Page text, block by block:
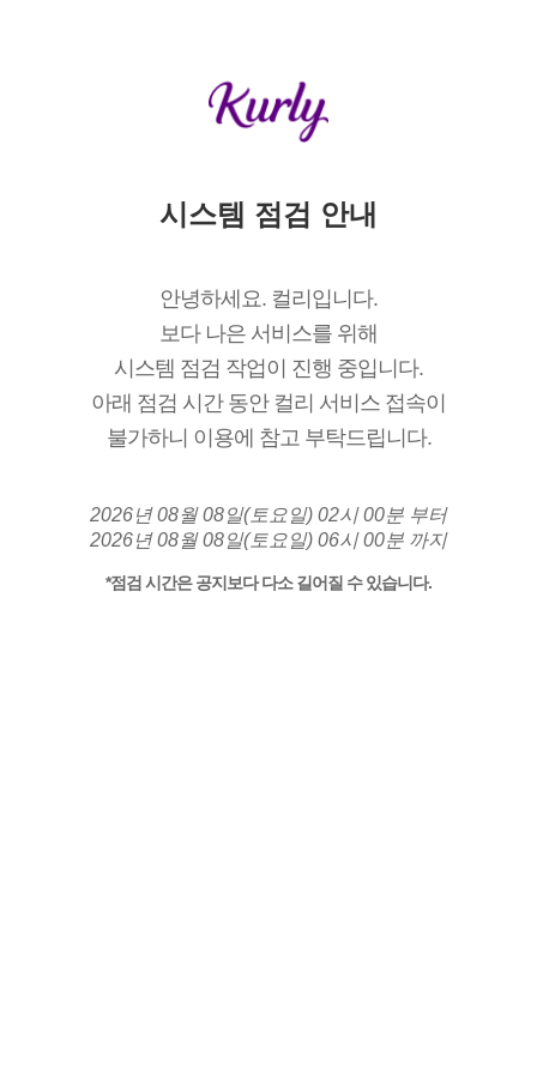
시스템 점검 안내
안녕하세요. 컬리입니다.
보다 나은 서비스를 위해
시스템 점검 작업이 진행 중입니다.
아래 점검 시간 동안 컬리 서비스 접속이
불가하니 이용에 참고 부탁드립니다.
2026년 08월 08일(토요일) 02시 00분 부터
2026년 08월 08일(토요일) 06시 00분 까지
*점검 시간은 공지보다 다소 길어질 수 있습니다.